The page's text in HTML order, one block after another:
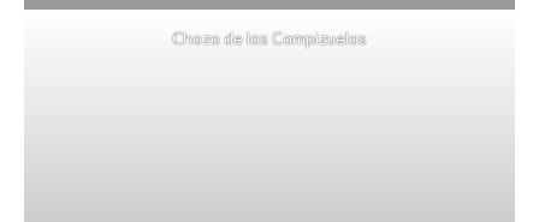
Chozo de las Campizuelas